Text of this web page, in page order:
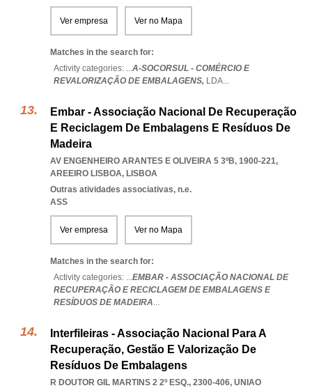
Ver empresa Ver no Mapa
Matches in the search for:
Activity categories: ...A-SOCORSUL - COMÉRCIO E
REVALORIZAÇÃO DE EMBALAGENS, LDA...
Embar - Associação Nacional De Recuperação
E Reciclagem De Embalagens E Resíduos De
Madeira
AV ENGENHEIRO ARANTES E OLIVEIRA 5 3ºB, 1900-221,
AREEIRO LISBOA, LISBOA
Outras atividades associativas, n.e.
ASS
Ver empresa Ver no Mapa
Matches in the search for:
Activity categories: ...EMBAR - ASSOCIAÇÃO NACIONAL DE
RECUPERAÇÃO E RECICLAGEM DE EMBALAGENS E
RESÍDUOS DE MADEIRA...
Interfileiras - Associação Nacional Para A
Recuperação, Gestão E Valorização De
Resíduos De Embalagens
R DOUTOR GIL MARTINS 2 2º ESQ., 2300-406, UNIAO